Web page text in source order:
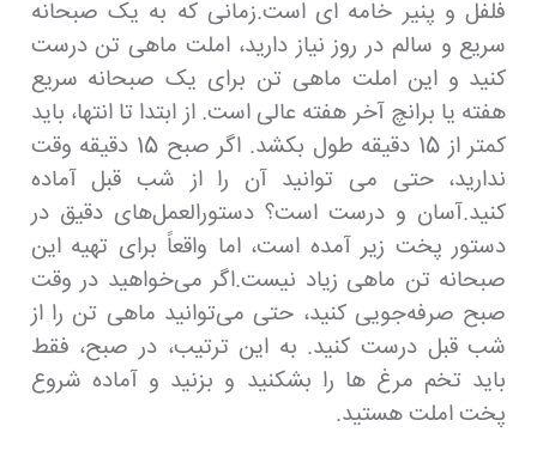
فلفل و پنیر خامه ای است.زمانی که به یک صبحانه
سریع و سالم در روز نیاز دارید، املت ماهی تن درست
کنید و این املت ماهی تن برای یک صبحانه سریع
هفته یا برانچ آخر هفته عالی است. از ابتدا تا انتها، باید
کمتر از 15 دقیقه طول بکشد. اگر صبح 15 دقیقه وقت
ندارید، حتی می توانید آن را از شب قبل آماده
کنید.آسان و درست است؟ دستورالعمل‌های دقیق در
دستور پخت زیر آمده است، اما واقعاً برای تهیه این
صبحانه تن ماهی زیاد نیست.اگر می‌خواهید در وقت
صبح صرفه‌جویی کنید، حتی می‌توانید ماهی تن را از
شب قبل درست کنید. به این ترتیب، در صبح، فقط
باید تخم مرغ ها را بشکنید و بزنید و آماده شروع
پخت املت هستید.